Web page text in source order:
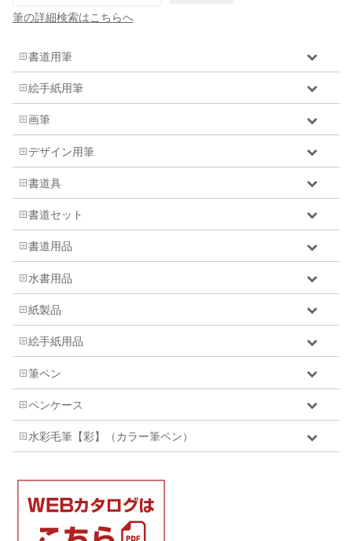
筆の詳細検索はこちらへ
書道用筆
絵手紙用筆
画筆
デザイン用筆
書道具
書道セット
書道用品
水書用品
紙製品
絵手紙用品
筆ペン
ペンケース
水彩毛筆【彩】（カラー筆ペン）